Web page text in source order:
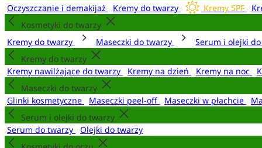
Oczyszczanie i demakijaż
Kremy do twarzy Kremy SPF
Kosmetyki do twarzy
Kremy do twarzy
Maseczki do twarzy
Serum i olejki
Kremy do twarzy
Kremy nawilżające do twarzy
Kremy na dzień Kremy na noc
Maseczki do twarzy
Glinki kosmetyczne
Maseczki peel-off Maseczki w płachcie
Serum i olejki do twarzy
Serum do twarzy
Olejki do twarzy